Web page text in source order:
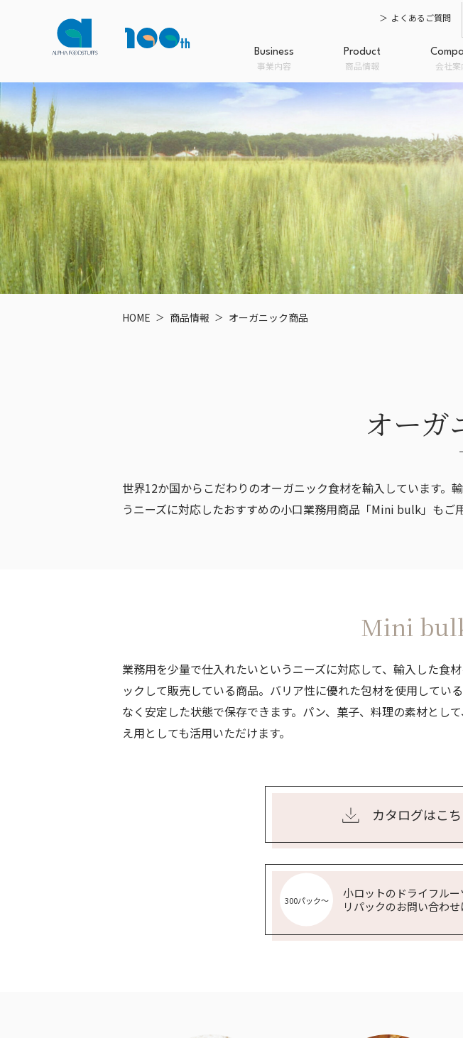
よくあるご質問
Business
事業内容
Business
事業内容
事業内容TOPへ
輸入・仕入れ
EC販売
Product
商品情報
Product
商品情報
商品情報TOPへ
オーガニック商品
粉類
ドライフルーツ
ナッツ
糖類・油脂
チョコレート
会社案
Company
会社案内
会社案内TOPへ
会社概要
Sustainability
サステナビリティ
サステナビリティTOPへ
オーガニックとは
HOME 商品情報 オーガニック商品
オーガ
世界12か国からこだわりのオーガニック食材を輸入しています
うニーズに対応したおすすめの小口業務用商品「Mini bulk」もご
Mini
業務用を少量で仕入れたいというニーズに対応して、輸入した食
ックして販売している商品。バリア性に優れた包材を使用してい
なく安定した状態で保存できます。パン、菓子、料理の素材とし
え用としても活用いただけます。
カタログはこ
小ロットのドライフル
リパックのお問い合わ